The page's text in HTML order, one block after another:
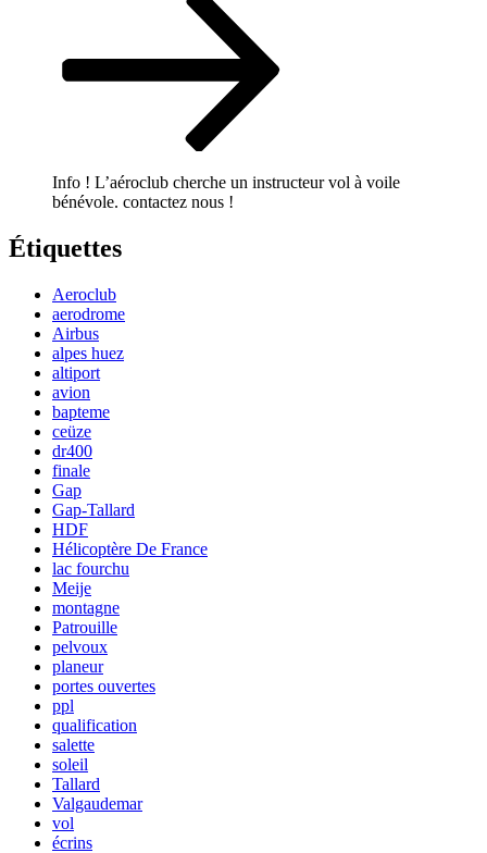
Info ! L’aéroclub cherche un instructeur vol à voile
bénévole. contactez nous !
Étiquettes
Aeroclub
aerodrome
Airbus
alpes huez
altiport
avion
bapteme
ceüze
dr400
finale
Gap
Gap-Tallard
HDF
Hélicoptère De France
lac fourchu
Meije
montagne
Patrouille
pelvoux
planeur
portes ouvertes
ppl
qualification
salette
soleil
Tallard
Valgaudemar
vol
écrins